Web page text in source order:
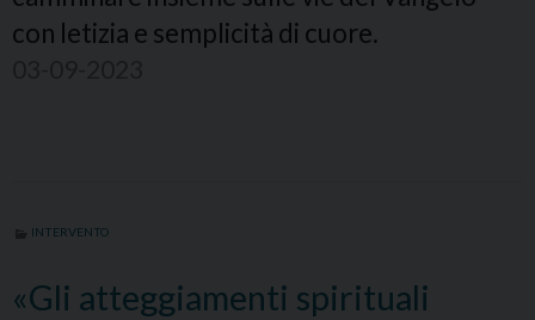
con letizia e semplicità di cuore.
INTERVENTO
«Gli atteggiamenti spirituali